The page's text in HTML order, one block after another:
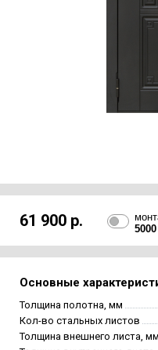
61 900 р.
Основные
Толщина полотна, мм
Кол-во стальных листов
Толщина внешнего листа, мм